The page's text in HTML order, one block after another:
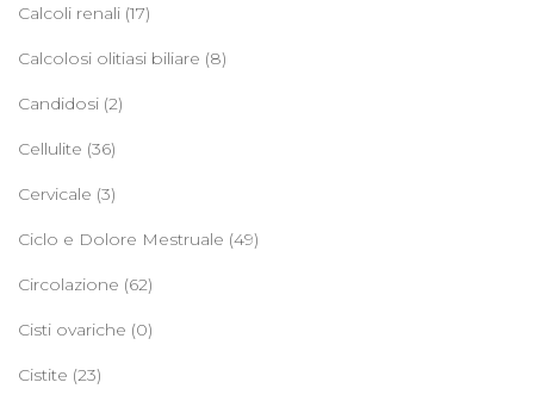
Calcoli renali (17)
Calcolosi olitiasi biliare (8)
Candidosi (2)
Cellulite (36)
Cervicale (3)
Ciclo e Dolore Mestruale (49)
Circolazione (62)
Cisti ovariche (0)
Cistite (23)